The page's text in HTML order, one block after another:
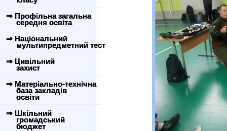
⇒ Профільна загальна
середня освіта
⇒ Національний
мультипредметний тест
⇒ Цивільний
захист
⇒ Матеріально-технічна
база закладів
освіти
⇒ Шкільний
громадський
бюджет